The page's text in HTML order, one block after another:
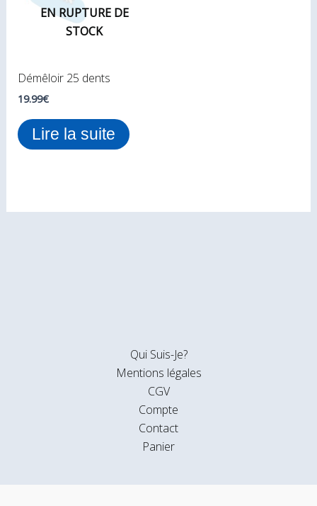
EN RUPTURE DE
STOCK
Démêloir 25 dents
19.99€
Lire la suite
Qui Suis-Je?
Mentions légales
CGV
Compte
Contact
Panier